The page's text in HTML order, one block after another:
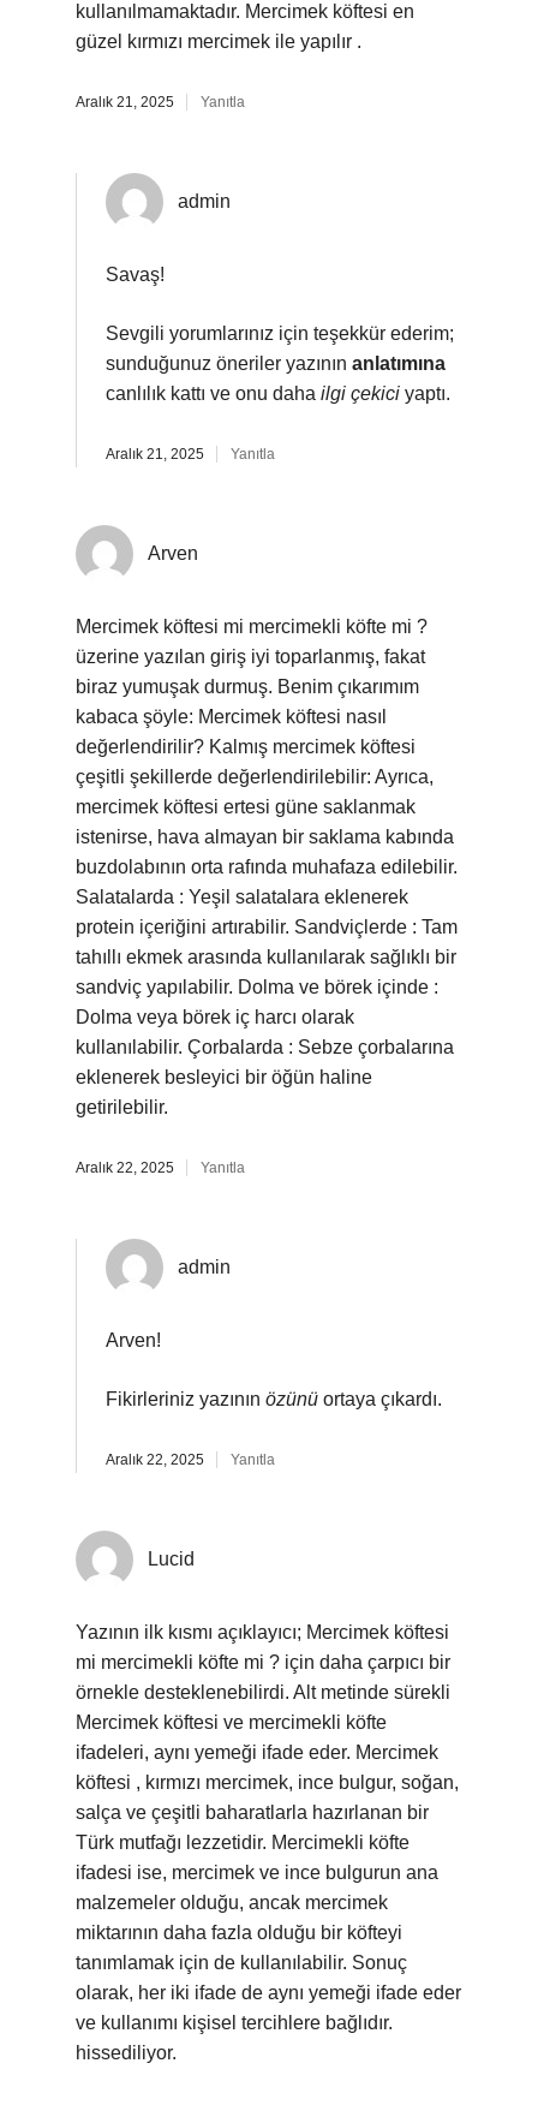
kullanılmamaktadır. Mercimek köftesi en
güzel kırmızı mercimek ile yapılır .
Aralık 21, 2025 Yanıtla
admin
Savaş!
Sevgili yorumlarınız için teşekkür ederim;
sunduğunuz öneriler yazının anlatımına
canlılık kattı ve onu daha ilgi çekici yaptı.
Aralık 21, 2025 Yanıtla
Arven
Mercimek köftesi mi mercimekli köfte mi ?
üzerine yazılan giriş iyi toparlanmış, fakat
biraz yumuşak durmuş. Benim çıkarımım
kabaca şöyle: Mercimek köftesi nasıl
değerlendirilir? Kalmış mercimek köftesi
çeşitli şekillerde değerlendirilebilir: Ayrıca,
mercimek köftesi ertesi güne saklanmak
istenirse, hava almayan bir saklama kabında
buzdolabının orta rafında muhafaza edilebilir.
Salatalarda : Yeşil salatalara eklenerek
protein içeriğini artırabilir. Sandviçlerde : Tam
tahıllı ekmek arasında kullanılarak sağlıklı bir
sandviç yapılabilir. Dolma ve börek içinde :
Dolma veya börek iç harcı olarak
kullanılabilir. Çorbalarda : Sebze çorbalarına
eklenerek besleyici bir öğün haline
getirilebilir.
Aralık 22, 2025 Yanıtla
admin
Arven!
Fikirleriniz yazının özünü ortaya çıkardı.
Aralık 22, 2025 Yanıtla
Lucid
Yazının ilk kısmı açıklayıcı; Mercimek köftesi
mi mercimekli köfte mi ? için daha çarpıcı bir
örnekle desteklenebilirdi. Alt metinde sürekli
Mercimek köftesi ve mercimekli köfte
ifadeleri, aynı yemeği ifade eder. Mercimek
köftesi , kırmızı mercimek, ince bulgur, soğan,
salça ve çeşitli baharatlarla hazırlanan bir
Türk mutfağı lezzetidir. Mercimekli köfte
ifadesi ise, mercimek ve ince bulgurun ana
malzemeler olduğu, ancak mercimek
miktarının daha fazla olduğu bir köfteyi
tanımlamak için de kullanılabilir. Sonuç
olarak, her iki ifade de aynı yemeği ifade eder
ve kullanımı kişisel tercihlere bağlıdır.
hissediliyor.